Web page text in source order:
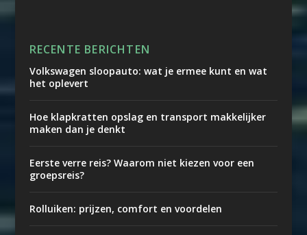
RECENTE BERICHTEN
Volkswagen sloopauto: wat je ermee kunt en wat
het oplevert
Hoe klapkratten opslag en transport makkelijker
maken dan je denkt
Eerste verre reis? Waarom niet kiezen voor een
groepsreis?
Rolluiken: prijzen, comfort en voordelen